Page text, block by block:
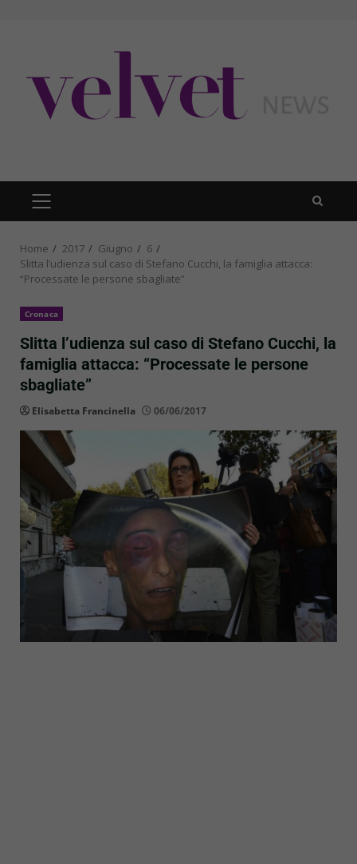
PRIMARY
MENU
Home 2017 Giugno
6
Slitta l’udienza sul caso di Stefano Cucchi, la famiglia attacca:
“Processate le persone sbagliate”
Cronaca
Slitta l’udienza sul caso di Stefano Cucchi, la
famiglia attacca: “Processate le persone
sbagliate”
Elisabetta Francinella 06/06/2017